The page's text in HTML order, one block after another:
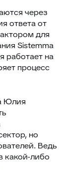
через
ответа от
для
Sistemma
работает на
процесс
Юлия
но
Ведь
какой-либо